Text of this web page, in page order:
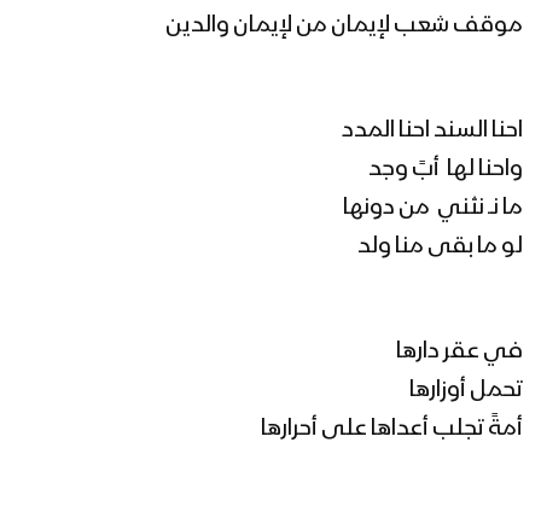
موقف شعب لإيمان من لإيمان والدين
احنا السند احنا المدد
واحنا لها أبً وجد
ما نــ نثني من دونها
لو ما بقى منا ولد
في عقر دارها
تحمل أوزارها
أمةً تجلب أعداها على أحرارها